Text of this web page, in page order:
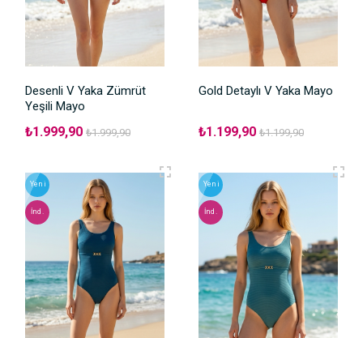
Desenli V Yaka Zümrüt
Yeşili Mayo
₺1.999,90 ₺1.999,90
Gold Detaylı V Yaka Mayo
₺1.199,90 ₺1.199,90
Yeni
İnd.
Yeni
İnd.